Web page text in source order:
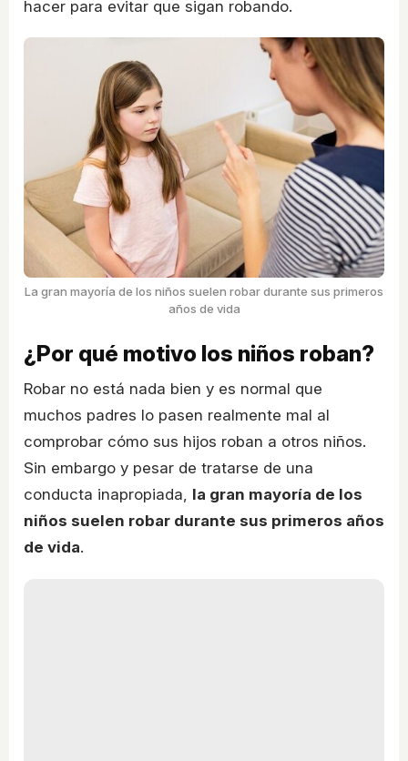
hacer para evitar que sigan robando.
La gran mayoría de los niños suelen robar durante sus primeros
años de vida
¿Por qué motivo los niños roban?
Robar no está nada bien y es normal que
muchos padres lo pasen realmente mal al
comprobar cómo sus hijos roban a otros niños.
Sin embargo y pesar de tratarse de una
conducta inapropiada, la gran mayoría de los
niños suelen robar durante sus primeros años
de vida.